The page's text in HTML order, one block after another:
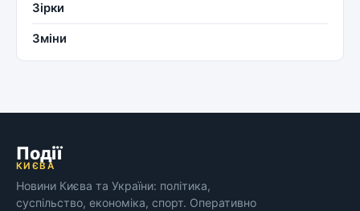
Зірки
Зміни
Події
КИЄВА
Новини Києва та України: політика,
суспільство, економіка, спорт. Оперативно